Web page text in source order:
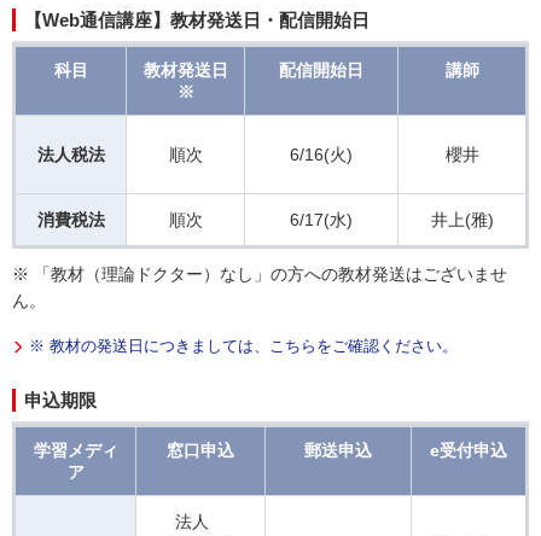
【Web通信講座】教材発送日・配信開始日
科目
教材発送日
※
配信開始日 講師
法人税法 順次 6/16(火) 櫻井
消費税法 順次 6/17(水) 井上(雅)
※ 「教材（理論ドクター）なし」の方への教材発送はございませ
ん。
※ 教材の発送日につきましては、こちらをご確認ください。
申込期限
学習メディ
ア
窓口申込 郵送申込 e受付申込
法人